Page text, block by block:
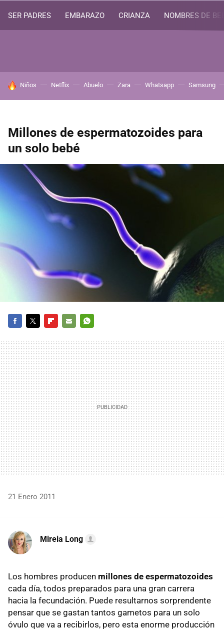
SER PADRES EMBARAZO CRIANZA NOMBRES DE
HOY SE HABLA DE
Niños Netflix Abuelo Zara Whatsapp Samsung
Millones de espermatozoides para
un solo bebé
MAIL
21 Enero 2011
Mireia Long
Los hombres producen millones de espermatozoides
cada día, todos preparados para una gran carrera
hacia la fecundación. Puede resultarnos sorprendente
pensar que se gastan tantos gametos para un solo
óvulo que va a recibirlos, pero esta enorme producción